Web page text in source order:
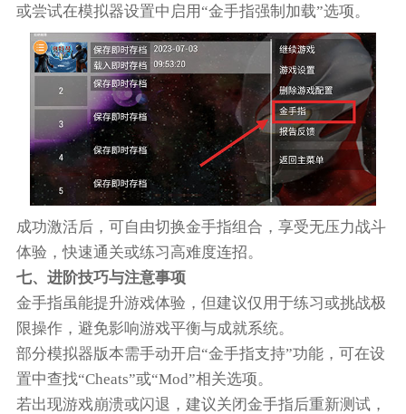
或尝试在模拟器设置中启用“金手指强制加载”选项。
成功激活后，可自由切换金手指组合，享受无压力战斗
体验，快速通关或练习高难度连招。
七、进阶技巧与注意事项
金手指虽能提升游戏体验，但建议仅用于练习或挑战极
限操作，避免影响游戏平衡与成就系统。
部分模拟器版本需手动开启“金手指支持”功能，可在设
置中查找“Cheats”或“Mod”相关选项。
若出现游戏崩溃或闪退，建议关闭金手指后重新测试，